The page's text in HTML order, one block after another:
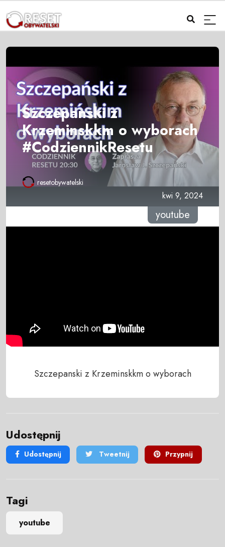
Szczepanski z
Krzeminskkm o wyborach
#CodziennikResetu
resetobywatelski
kwi 9, 2024
youtube
Szczepanski z Krzeminskkm o wyborach
Udostępnij
Udostępnij Tweetnij Przypnij
Tagi
youtube